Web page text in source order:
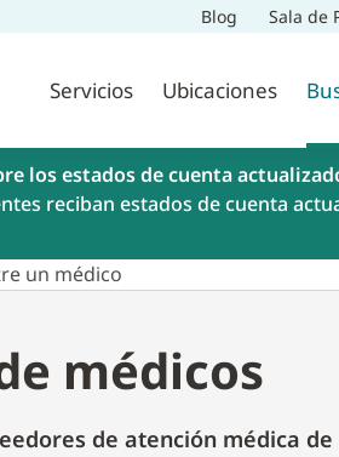
Blog Sala de
Servicios Ubicaciones
los estados de cuenta
reciban estados de cuenta
un médico
médicos
de atención médica de